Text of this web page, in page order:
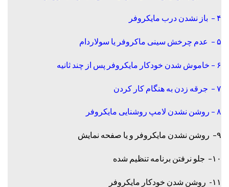
۴ – باز نشدن درب مایکروفر
۵ – عدم چرخش سینی ماکروفر یا سولاردام
۶ – خاموش شدن خودکار مایکروفر پس از چند ثانیه
۷ – جرقه زدن به هنگام کار کردن
۸ – روشن نشدن لامپ روشنایی مایکروفر
۹– روشن نشدن مایکروفر و یا صفحه نمایش
۱۰– جلو نرفتن برنامه تنظیم شده
۱۱- روشن شدن خودکار مایکروفر